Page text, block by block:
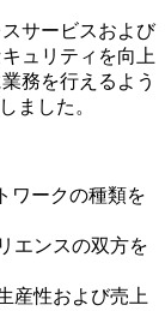
サービスおよび
ュリティを向上
務を行えるよう
ました。
ワークの種類を
エンスの双方を
産性および売上